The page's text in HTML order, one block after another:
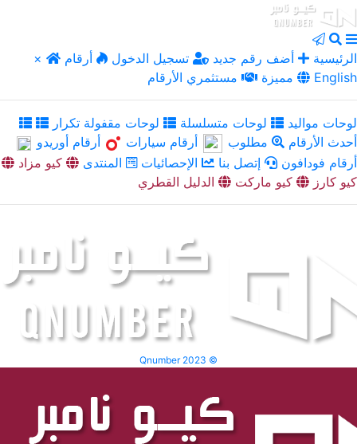
× الرئيسية أضف رقم جديد تسجيل الدخول
أرقام
مميزة
مستثمري الأرقام English
لوحات مواليد لوحات متسلسلة
لوحات مقفولة تكرار
أحدث الأرقام
مطلوب أرقام سيارات
أرقام أوريدو
أرقام فودافون
إتصل بنا الإحصائيات المنتدى
كيو مزاد
كيو كارز
كيو ماركت الدليل القطري
Qnumber 2023 ©